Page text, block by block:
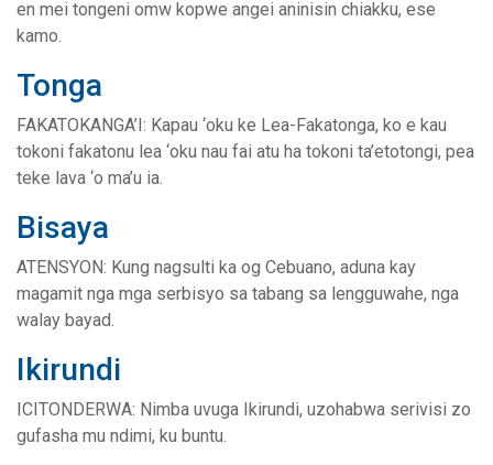
en mei tongeni omw kopwe angei aninisin chiakku, ese
kamo.
Tonga
FAKATOKANGA’I: Kapau ‘oku ke Lea-Fakatonga, ko e kau
tokoni fakatonu lea ‘oku nau fai atu ha tokoni ta’etotongi, pea
teke lava ‘o ma’u ia.
Bisaya
ATENSYON: Kung nagsulti ka og Cebuano, aduna kay
magamit nga mga serbisyo sa tabang sa lengguwahe, nga
walay bayad.
Ikirundi
ICITONDERWA: Nimba uvuga Ikirundi, uzohabwa serivisi zo
gufasha mu ndimi, ku buntu.